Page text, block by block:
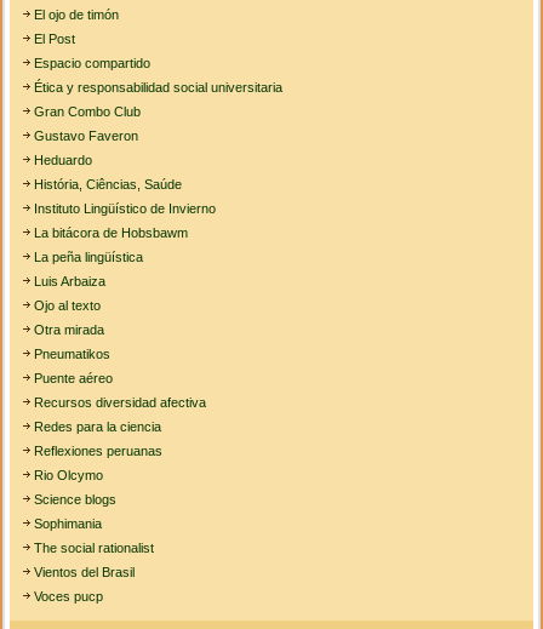
El ojo de timón
El Post
Espacio compartido
Ética y responsabilidad social universitaria
Gran Combo Club
Gustavo Faveron
Heduardo
História, Ciências, Saúde
Instituto Lingüístico de Invierno
La bitácora de Hobsbawm
La peña lingüística
Luis Arbaiza
Ojo al texto
Otra mirada
Pneumatikos
Puente aéreo
Recursos diversidad afectiva
Redes para la ciencia
Reflexiones peruanas
Rio Olcymo
Science blogs
Sophimania
The social rationalist
Vientos del Brasil
Voces pucp